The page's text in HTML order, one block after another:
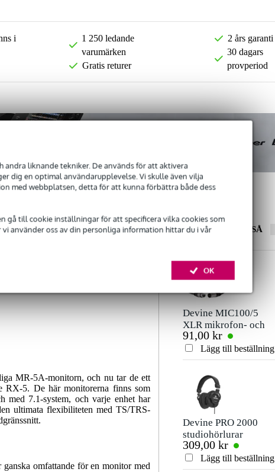
andra liknande tekniker. De används för att aktivera
dig en optimal användarupplevelse. Vi skulle även vilja
med webbplatsen, detta för att kunna förbättra både dess
gå till cookie inställningar för att specificera vilka cookies som
använder oss av din personliga information hittar du i vår
OK
i
1 250 ledande
varumärken
Gratis returer
2 års garanti
30 dagars
provperiod
(2) Nyheter och artiklar (1)
MR-5A-monitorn, och nu tar de ett
RX-5. De här monitorerna finns som
med 7.1-system, och varje enhet har
ultimata flexibiliteten med TS/TRS-
omfattande för en monitor med
ANDRA KÖPTE OCKSÅ
Devine MIC100/5
XLR mikrofon- och
signalkabel 5 meter
91,00 kr
Lägg till beställning
Devine PRO 2000
studiohörlurar
309,00 kr
Lägg till beställning